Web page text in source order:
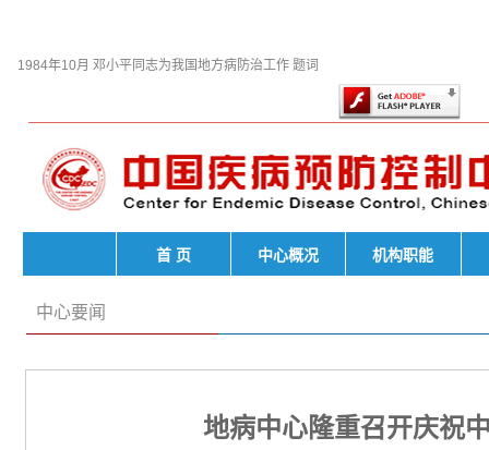
1984年10月 邓小平同志为我国地方病防治工作 题词
首 页 中心概况 机构职能
中心要闻
地病中心隆重召开庆祝